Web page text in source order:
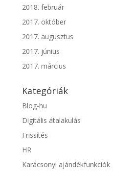
2018. február
2017. október
2017. augusztus
2017. június
2017. március
Kategóriák
Blog-hu
Digitális átalakulás
Frissítés
HR
Karácsonyi ajándékfunkciók